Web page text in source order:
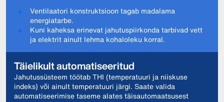
Ventilaatori konstruktsioon tagab madalama
energiatarbe.
Kuni kaheksa erinevat jahutuspiirkonda tarbivad vett
ja elektrit ainult lehma kohaloleku korral.
Täielikult automatiseeritud
Jahutussüsteem töötab THI (temperatuuri ja niiskuse
indeks) või ainult temperatuuri järgi. Saate valida
automatiseerimise taseme alates täisautomaatsusest